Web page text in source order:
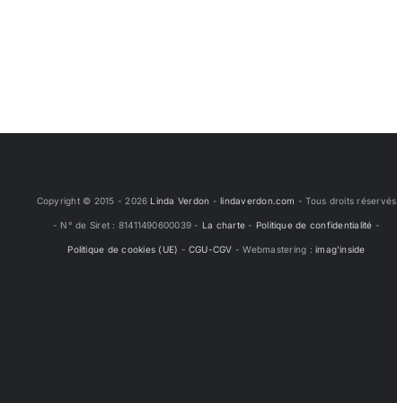
Copyright © 2015 - 2026 Linda Verdon -lindaverdon.com - Tous droits réservés
- N° de Siret : 81411490600039 - La charte - Politique de confidentialité -
Politique de cookies (UE) -CGU-CGV - Webmastering :imag'inside